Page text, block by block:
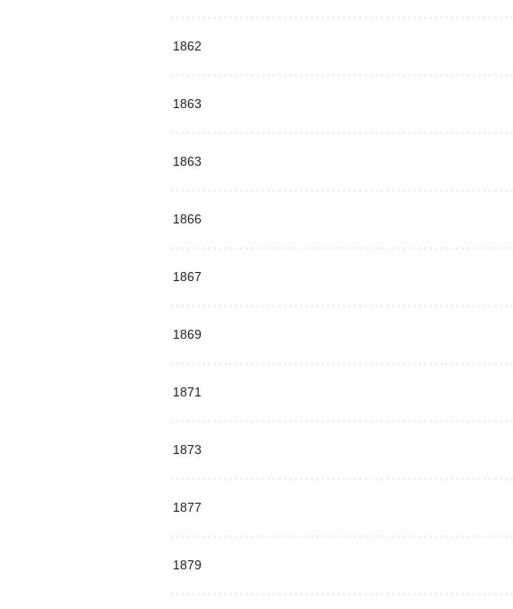
1862
1863
1863
1866
1867
1869
1871
1873
1877
1879